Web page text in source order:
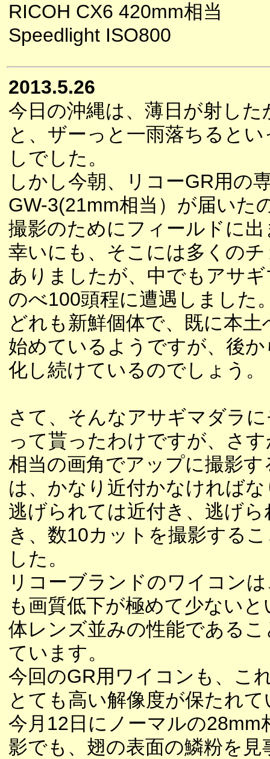
RICOH CX6 420mm相当
Speedlight ISO800
2013.5.26
今日の沖縄は、薄日が射した
と、ザーっと一雨落ちると
しでした。
しかし今朝、リコーGR用の
GW-3(21mm相当）が届いた
撮影のためにフィールドに
幸いにも、そこには多くの
ありましたが、中でもアサ
のべ100頭程に遭遇しました
どれも新鮮個体で、既に本
始めているようですが、後
化し続けているのでしょう。
さて、そんなアサギマダラ
って貰ったわけですが、さ
相当の画角でアップに撮影す
は、かなり近付かなければ
逃げられては近付き、逃げ
き、数10カットを撮影する
した。
リコーブランドのワイコン
も画質低下が極めて少ない
体レンズ並みの性能である
ています。
今回のGR用ワイコンも、こ
とても高い解像度が保たれ
今月12日にノーマルの28mm
影でも、翅の表面の鱗粉を見